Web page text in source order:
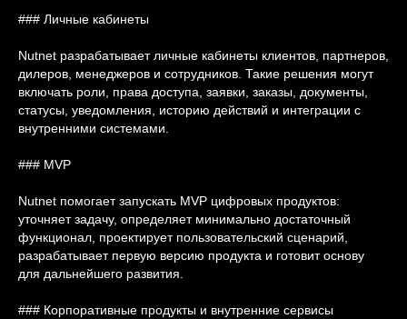
### Личные кабинеты
Nutnet разрабатывает личные кабинеты клиентов, партнеров,
дилеров, менеджеров и сотрудников. Такие решения могут
включать роли, права доступа, заявки, заказы, документы,
статусы, уведомления, историю действий и интеграции с
внутренними системами.
### MVP
Nutnet помогает запускать MVP цифровых продуктов:
уточняет задачу, определяет минимально достаточный
функционал, проектирует пользовательский сценарий,
разрабатывает первую версию продукта и готовит основу
для дальнейшего развития.
### Корпоративные продукты и внутренние сервисы